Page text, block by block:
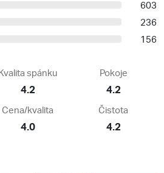
603
236
156
spánku
4.2
Pokoje
4.2
Cena/kvalita
4.0
Čistota
4.2